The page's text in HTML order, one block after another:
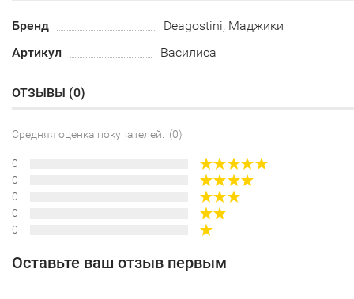
Бренд
Deagostini, Маджики
Артикул
Василиса
ОТЗЫВЫ (0)
Средняя оценка покупателей: (0)
0
0
0
0
0
Оставьте ваш отзыв первым